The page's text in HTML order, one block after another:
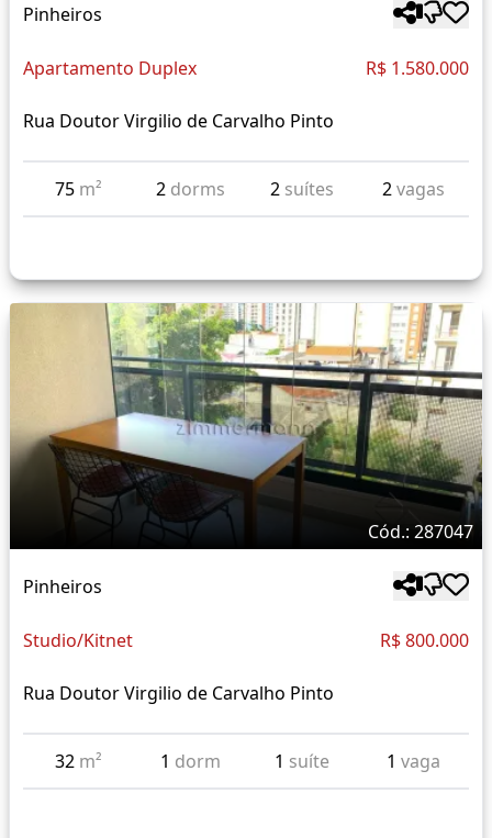
Pinheiros
Apartamento Duplex R$ 1.580.000
Rua Doutor Virgilio de Carvalho Pinto
75 m² 2 dorms 2 suítes 2vagas
Cód.: 287047
Pinheiros
Studio/Kitnet R$ 800.000
Rua Doutor Virgilio de Carvalho Pinto
32 m² 1 dorm 1 suíte 1 vaga